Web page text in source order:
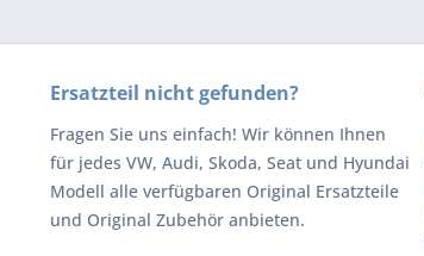
Ersatzteil nicht gefunden?
Fragen Sie uns einfach! Wir können Ihnen
für jedes VW, Audi, Skoda, Seat und Hyundai
Modell alle verfügbaren Original Ersatzteile
und Original Zubehör anbieten.